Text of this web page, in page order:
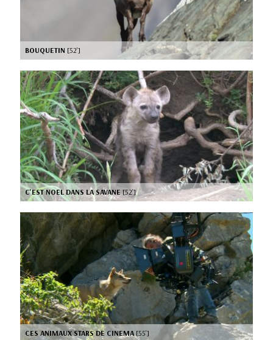
BOUQUETIN [52’]
C'EST NOEL DANS LA SAVANE[52’]
CES ANIMAUX STARS DE CINEMA[55’]